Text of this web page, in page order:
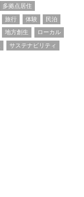
多拠点居住
旅行 体験
民泊
地方創生
ローカル
サステナビリティ